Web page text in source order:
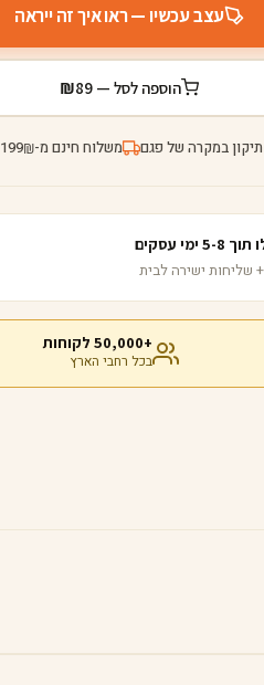
עצב עכשיו — ראו איך זה ייראה
הוספה לסל — ₪89
במקרה של פגם משלוח חינם מ-₪
199
עסקים
+50,000 לקוחות
בכל רחבי הארץ